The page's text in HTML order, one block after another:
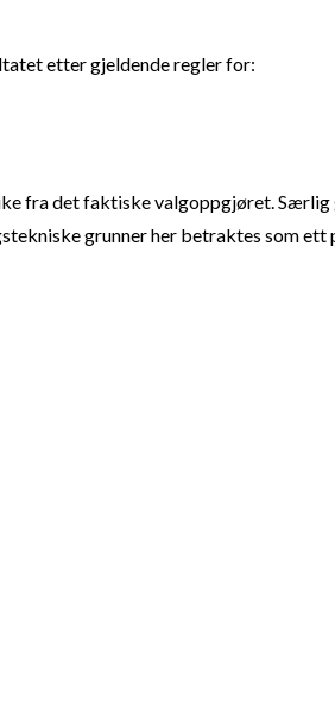
etter gjeldende regler for:
fra det faktiske valgoppgjøret. Særlig
grunner her betraktes som